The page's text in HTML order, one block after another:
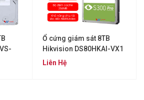
Ổ cứng giám sát 8TB
Hikvision DS80HKAI-VX1
Liên Hệ